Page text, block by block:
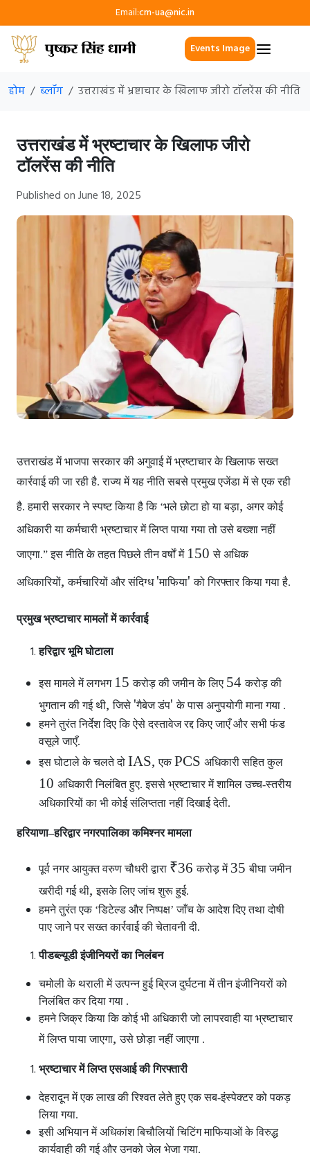
Email:cm-ua@nic.in
Events Image
होम ब्लॉग उत्तराखंड में भ्रष्टाचार के खिलाफ जीरो टॉलरेंस की नीति
उत्तराखंड में भ्रष्टाचार के खिलाफ जीरो
टॉलरेंस की नीति
Published on June 18, 2025
उत्तराखंड में भाजपा सरकार की अगुवाई में भ्रष्टाचार के खिलाफ सख्त
कार्रवाई की जा रही है. राज्य में यह नीति सबसे प्रमुख एजेंडा में से एक रही
है. हमारी सरकार ने स्पष्ट किया है कि ‘भले छोटा हो या बड़ा, अगर कोई
अधिकारी या कर्मचारी भ्रष्टाचार में लिप्त पाया गया तो उसे बख्शा नहीं
जाएगा.” इस नीति के तहत पिछले तीन वर्षों में 150से अधिक
अधिकारियों,कर्मचारियों और संदिग्ध 'माफिया'को गिरफ्तार किया गया है.
प्रमुख भ्रष्टाचार मामलों में कार्रवाई
हरिद्वार भूमि घोटाला
इस मामले में लगभग 15करोड़ की जमीन के लिए 54करोड़ की
भुगतान की गई थी,जिसे 'गैबेज डंप'के पास अनुपयोगी माना गया .
हमने तुरंत निर्देश दिए कि ऐसे दस्तावेज रद्द किए जाएँ और सभी फंड
वसूले जाएँ.
इस घोटाले के चलते दो IAS,एकPCS अधिकारी सहित कुल
10 अधिकारी निलंबित हुए. इससे भ्रष्टाचार में शामिल उच्च-स्तरीय
अधिकारियों का भी कोई संलिप्तता नहीं दिखाई देती.
हरियाणा–हरिद्वार नगरपालिका कमिश्नर मामला
पूर्व नगर आयुक्त वरुण चौधरी द्वारा ₹36करोड़ में 35बीघा जमीन
खरीदी गई थी,इसके लिए जांच शुरू हुई.
हमने तुरंत एक ‘डिटेल्ड और निष्पक्ष’ जाँच के आदेश दिए तथा दोषी
पाए जाने पर सख्त कार्रवाई की चेतावनी दी.
पीडब्ल्यूडी इंजीनियरों का निलंबन
चमोली के थराली में उत्पन्न हुई ब्रिज दुर्घटना में तीन इंजीनियरों को
निलंबित कर दिया गया .
हमने जिक्र किया कि कोई भी अधिकारी जो लापरवाही या भ्रष्टाचार
में लिप्त पाया जाएगा,उसे छोड़ा नहीं जाएगा .
भ्रष्टाचार में लिप्त एसआई की गिरफ्तारी
देहरादून में एक लाख की रिश्वत लेते हुए एक सब-इंस्पेक्टर को पकड़
लिया गया.
इसी अभियान में अधिकांश बिचौलियों चिटिंग माफियाओं के विरुद्ध
कार्यवाही की गई और उनको जेल भेजा गया.